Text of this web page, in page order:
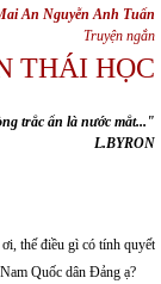
An Nguyễn Anh Tuấn
Truyện ngắn
THÁI HỌC
trắc ẩn là nước mắt..."
L.BYRON
thế điều gì có tính quyết
Quốc dân Đảng ạ?